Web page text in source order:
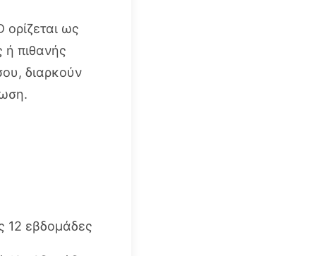
ως
ή πιθανής
διαρκούν
εβδομάδες